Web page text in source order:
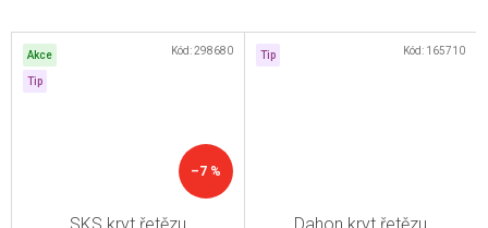
Akce
Tip
–7 %
Kód:298680 Tip Kód: 165710